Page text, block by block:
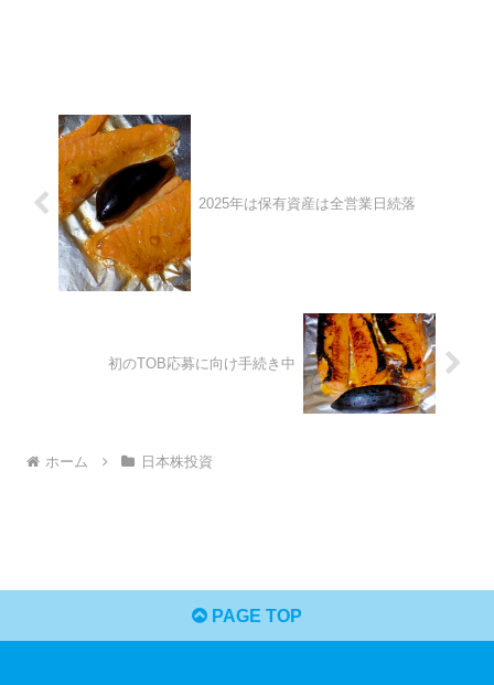
2025年は保有資産は全営業日続落
初のTOB応募に向け手続き中
ホーム 日本株投資
PAGE TOP